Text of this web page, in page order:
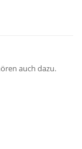
auch dazu.